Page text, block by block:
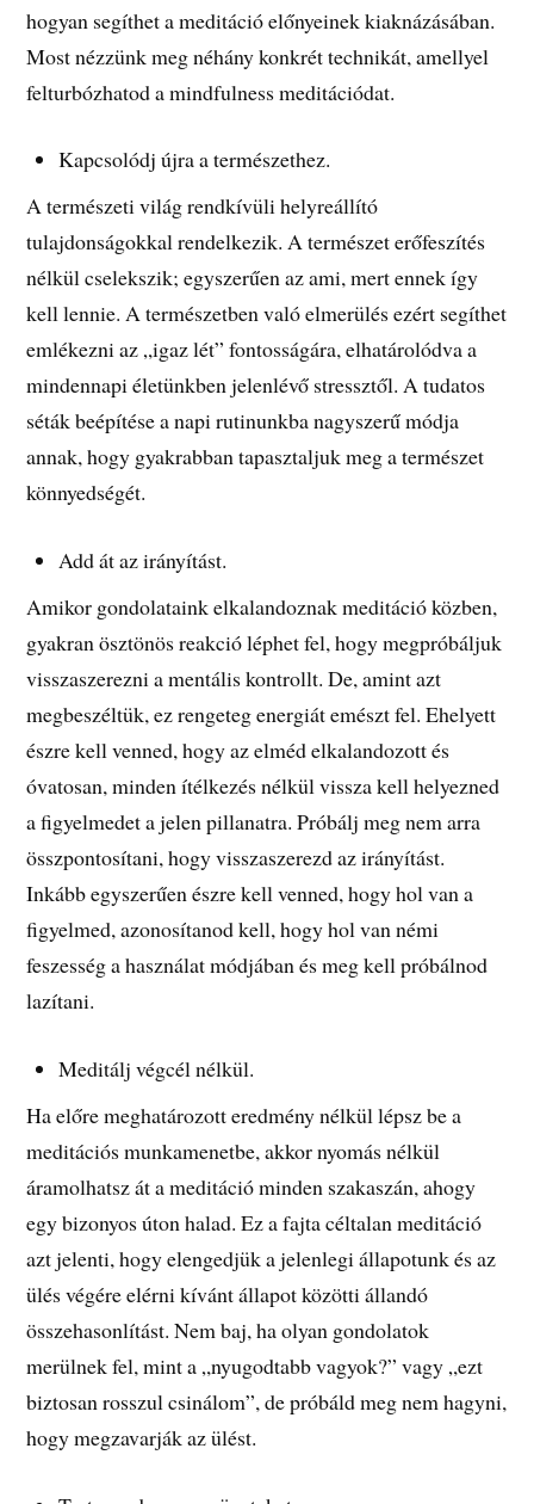
hogyan segíthet a meditáció előnyeinek kiaknázásában.
Most nézzünk meg néhány konkrét technikát, amellyel
felturbózhatod a mindfulness meditációdat.
Kapcsolódj újra a természethez.
A természeti világ rendkívüli helyreállító
tulajdonságokkal rendelkezik. A természet erőfeszítés
nélkül cselekszik; egyszerűen az ami, mert ennek így
kell lennie. A természetben való elmerülés ezért segíthet
emlékezni az „igaz lét” fontosságára, elhatárolódva a
mindennapi életünkben jelenlévő stressztől. A tudatos
séták beépítése a napi rutinunkba nagyszerű módja
annak, hogy gyakrabban tapasztaljuk meg a természet
könnyedségét.
Add át az irányítást.
Amikor gondolataink elkalandoznak meditáció közben,
gyakran ösztönös reakció léphet fel, hogy megpróbáljuk
visszaszerezni a mentális kontrollt. De, amint azt
megbeszéltük, ez rengeteg energiát emészt fel. Ehelyett
észre kell venned, hogy az elméd elkalandozott és
óvatosan, minden ítélkezés nélkül vissza kell helyezned
a figyelmedet a jelen pillanatra. Próbálj meg nem arra
összpontosítani, hogy visszaszerezd az irányítást.
Inkább egyszerűen észre kell venned, hogy hol van a
figyelmed, azonosítanod kell, hogy hol van némi
feszesség a használat módjában és meg kell próbálnod
lazítani.
Meditálj végcél nélkül.
Ha előre meghatározott eredmény nélkül lépsz be a
meditációs munkamenetbe, akkor nyomás nélkül
áramolhatsz át a meditáció minden szakaszán, ahogy
egy bizonyos úton halad. Ez a fajta céltalan meditáció
azt jelenti, hogy elengedjük a jelenlegi állapotunk és az
ülés végére elérni kívánt állapot közötti állandó
összehasonlítást. Nem baj, ha olyan gondolatok
merülnek fel, mint a „nyugodtabb vagyok?” vagy „ezt
biztosan rosszul csinálom”, de próbáld meg nem hagyni,
hogy megzavarják az ülést.